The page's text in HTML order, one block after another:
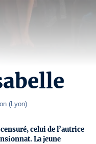
(Lyon)
celui de l’autrice
La jeune